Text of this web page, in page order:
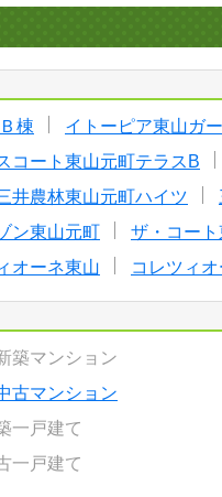
棟
イトーピア東山ガ
コート東山元町テラスB
井農林東山元町ハイツ
ン東山元町 ザ・コー
オーネ東山 コレツィ
築マンション
古マンション
一戸建て
一戸建て